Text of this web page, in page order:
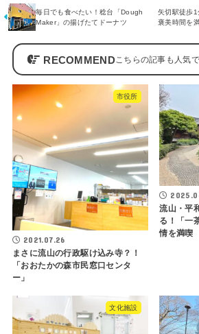
毎日でも食べたい！稔台「Dough
Maker」の揚げたてドーナツ
矢切駅徒歩
褒美時間を
RECOMMEND
市役所
2021.07.26
まさに流山の行政駆け込み寺？！
「おおたかの森市民窓口センタ
ー」
流山・平
る！「一
情を満喫
文化施設